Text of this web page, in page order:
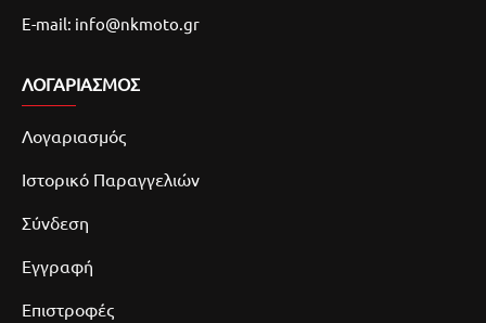
E-mail: info@nkmoto.gr
ΛΟΓΑΡΙΑΣΜΌΣ
Λογαριασμός
Ιστορικό Παραγγελιών
Σύνδεση
Εγγραφή
Επιστροφές